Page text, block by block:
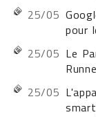
25/05
pour
25/05 Le
25/05